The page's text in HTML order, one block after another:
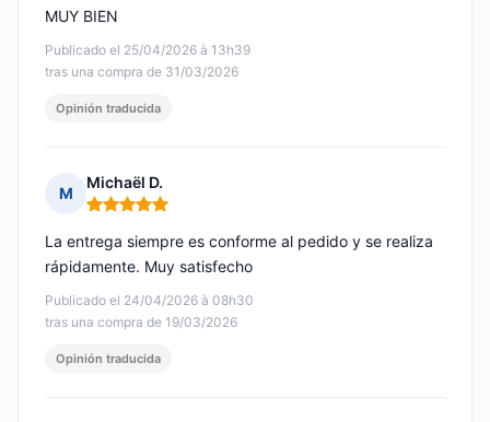
Publicado el 25/04/2026 à 13h39
tras una compra de 31/03/2026
MUY BIEN
Opinión traducida
M
Michaël D.
Nota: 5 de 5
Publicado el 24/04/2026 à 08h30
tras una compra de 19/03/2026
La entrega siempre es conforme al pedido y se realiza
rápidamente. Muy satisfecho
Opinión traducida